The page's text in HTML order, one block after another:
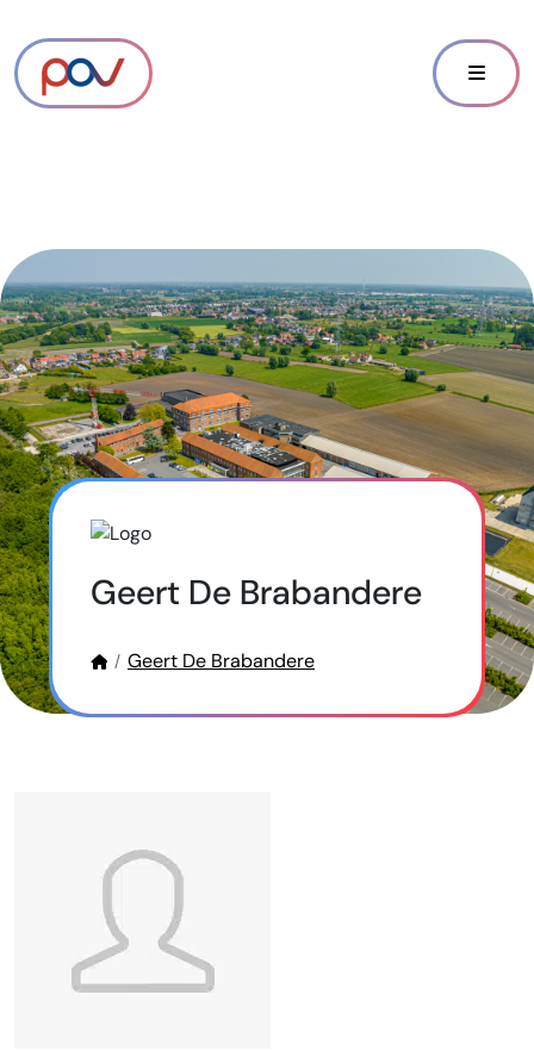
Geert De Brabandere
Geert De Brabandere